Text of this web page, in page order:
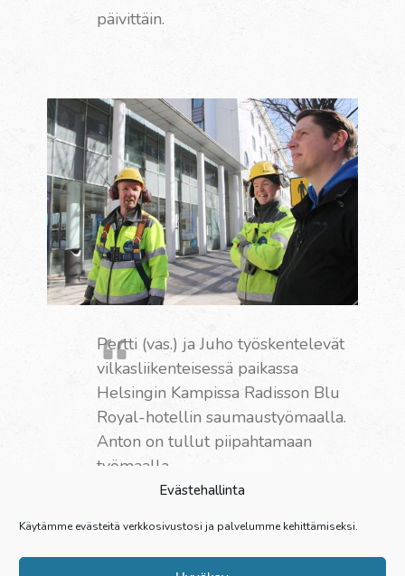
Evästehallinta
Käytämme evästeitä verkkosivustosi ja palvelumme kehittämiseksi.
päivittäin.
Pertti (vas.) ja Juho työskentelevät
vilkasliikenteisessä paikassa
Helsingin Kampissa Radisson Blu
Royal-hotellin saumaustyömaalla.
Anton on tullut piipahtamaan
työmaalla.
Palvelut